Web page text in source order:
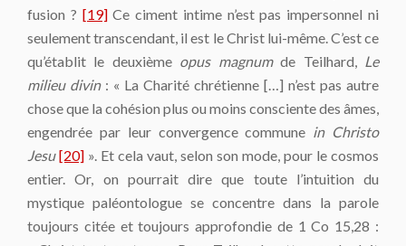
fusion ? [19]Ce ciment intime n’est pas impersonnel ni
seulement transcendant, il est le Christ lui-même. C’est ce
qu’établit le deuxième opus magnumde Teilhard, Le
milieu divin: « La Charité chrétienne […] n’est pas autre
chose que la cohésion plus ou moins consciente des âmes,
engendrée par leur convergence commune in Christo
Jesu [20] ». Et cela vaut, selon son mode, pour le cosmos
entier. Or, on pourrait dire que toute l’intuition du
mystique paléontologue se concentre dans la parole
toujours citée et toujours approfondie de 1 Co 15,28 :